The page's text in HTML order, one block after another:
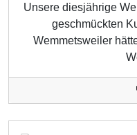
Unsere diesjährige
geschmückten
Wemmetsweiler